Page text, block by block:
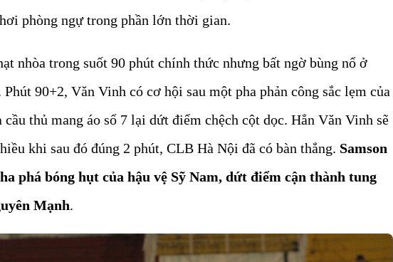
phòng ngự trong phần lớn thời gian.
nhòa trong suốt 90 phút chính thức nhưng bất ngờ bùng nổ ở
90+2, Văn Vinh có cơ hội sau một pha phản công sắc lẹm của
thủ mang áo số 7 lại dứt điểm chệch cột dọc. Hẳn Văn Vinh sẽ
khi sau đó đúng 2 phút, CLB Hà Nội đã có bàn thắng. Samson
phá bóng hụt của hậu vệ Sỹ Nam, dứt điểm cận thành tung
Mạnh.